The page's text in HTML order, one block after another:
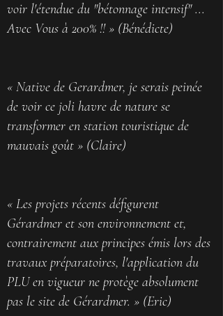
voir l'étendue du "bétonnage intensif" ...
Avec Vous à 200% !! » (Bénédicte)
« Native de Gerardmer, je serais peinée
de voir ce joli havre de nature se
transformer en station touristique de
mauvais goût » (Claire)
« Les projets récents défigurent
Gérardmer et son environnement et,
contrairement aux principes émis lors des
travaux préparatoires, l'application du
PLU en vigueur ne protège absolument
pas le site de Gérardmer. » (Eric)